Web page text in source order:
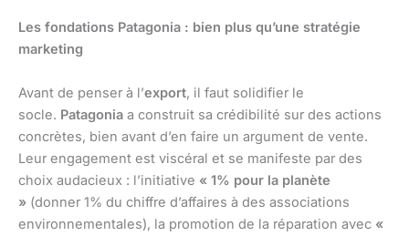
Les fondations Patagonia : bien plus qu’une stratégie
marketing
Avant de penser à l’export, il faut solidifier le
socle. Patagonia a construit sa crédibilité sur des actions
concrètes, bien avant d’en faire un argument de vente.
Leur engagement est viscéral et se manifeste par des
choix audacieux : l’initiative « 1% pour la planète
» (donner 1% du chiffre d’affaires à des associations
environnementales), la promotion de la réparation avec «